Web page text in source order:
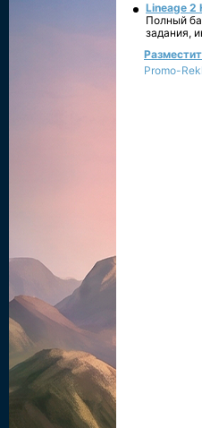
Lineage 2
Полный
задания,
Promo-